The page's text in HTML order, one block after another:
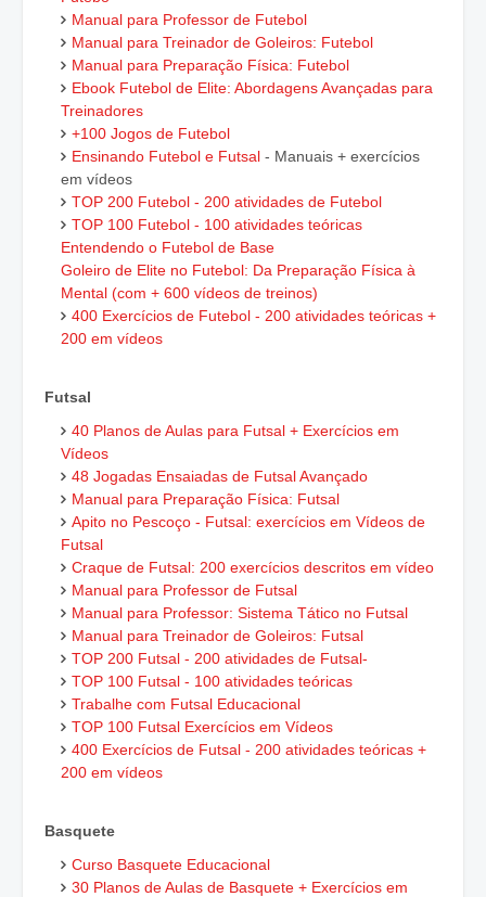
Manual para Professor de Futebol
Manual para Treinador de Goleiros: Futebol
Manual para Preparação Física: Futebol
Ebook Futebol de Elite: Abordagens Avançadas para
Treinadores
+100 Jogos de Futebol
Ensinando Futebol e Futsal - Manuais + exercícios
em vídeos
TOP 200 Futebol - 200 atividades de Futebol
TOP 100 Futebol - 100 atividades teóricas
Entendendo o Futebol de Base
Goleiro de Elite no Futebol: Da Preparação Física à
Mental (com + 600 vídeos de treinos)
400 Exercícios de Futebol - 200 atividades teóricas +
200 em vídeos
Futsal
40 Planos de Aulas para Futsal + Exercícios em
Vídeos
48 Jogadas Ensaiadas de Futsal Avançado
Manual para Preparação Física: Futsal
Apito no Pescoço - Futsal: exercícios em Vídeos de
Futsal
Craque de Futsal: 200 exercícios descritos em vídeo
Manual para Professor de Futsal
Manual para Professor: Sistema Tático no Futsal
Manual para Treinador de Goleiros: Futsal
TOP 200 Futsal - 200 atividades de Futsal-
TOP 100 Futsal - 100 atividades teóricas
Trabalhe com Futsal Educacional
TOP 100 Futsal Exercícios em Vídeos
400 Exercícios de Futsal - 200 atividades teóricas +
200 em vídeos
Basquete
Curso Basquete Educacional
30 Planos de Aulas de Basquete + Exercícios em